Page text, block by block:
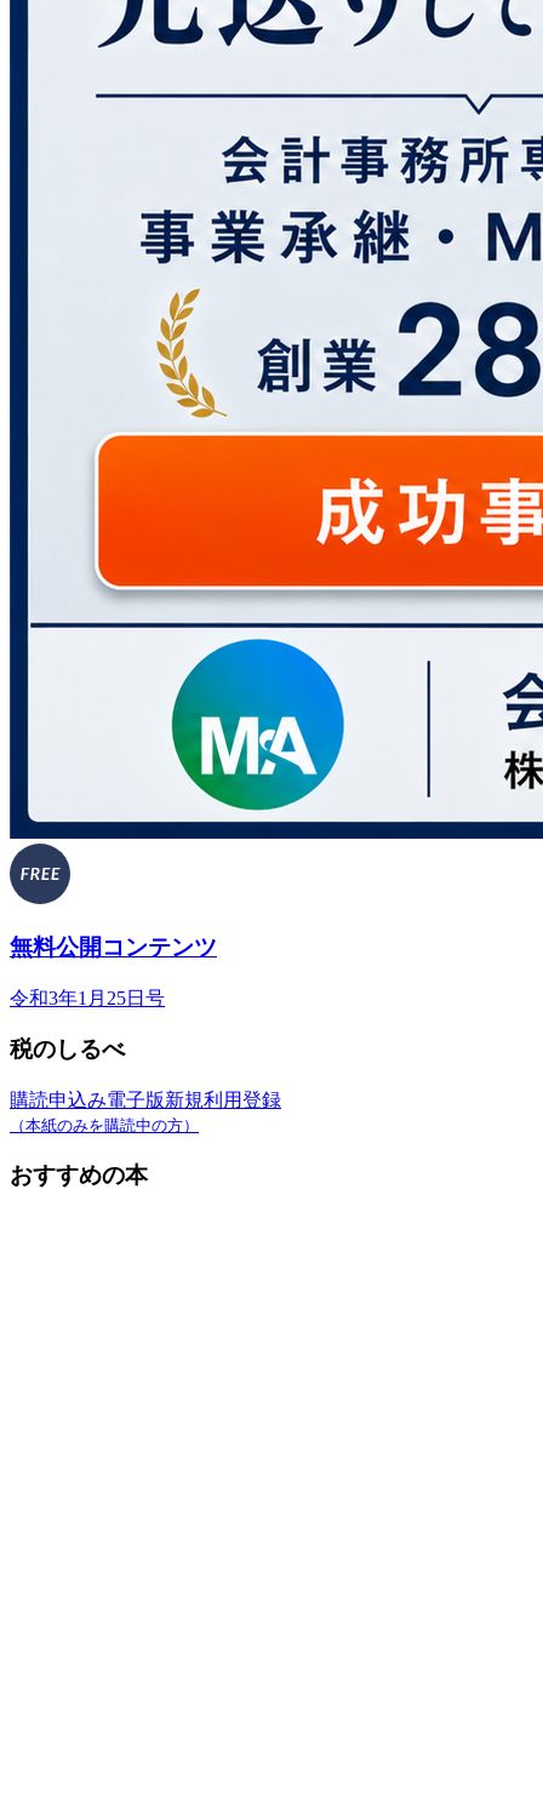
無料公開コンテンツ
令和3年1月25日号
税のしるべ
購読申込み電子版新規利用登録
（本紙のみを購読中の方）
おすすめの本